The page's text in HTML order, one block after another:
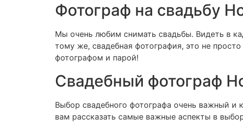
Фотограф на свадьбу
Мы очень любим снимать свадьбы. Видеть в
тому же, свадебная фотография, это не
фотографом и парой!
Свадебный фотограф
Выбор свадебного фотографа очень важный и
вам рассказать самые важные аспекты в